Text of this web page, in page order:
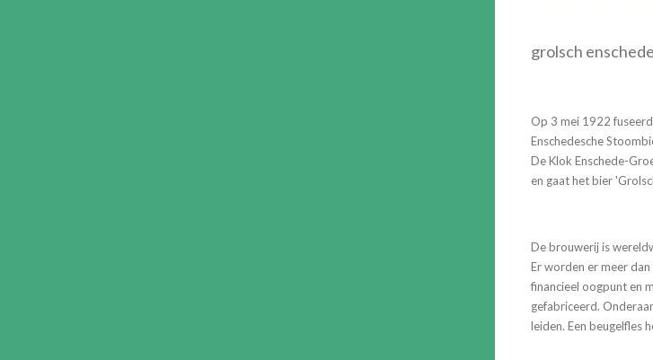
grolsch
Op 3 mei 1922
Enschedesche
De Klok Enschede-
en gaat het bier
De brouwerij is
Er worden er meer
financieel oogpunt en
gefabriceerd.
leiden. Een beugelfles